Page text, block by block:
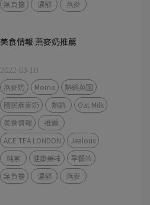
無負擔
濃郁 燕麥
美食情報 燕麥奶推薦
2022-03-10
燕麥奶 Moma
熱銷英國
國民燕麥奶
熱銷
Oat Milk
美食情報
推薦
ACE TEA LONDON
Jealous
純素
健康美味
早餐茶
無負擔
濃郁 燕麥